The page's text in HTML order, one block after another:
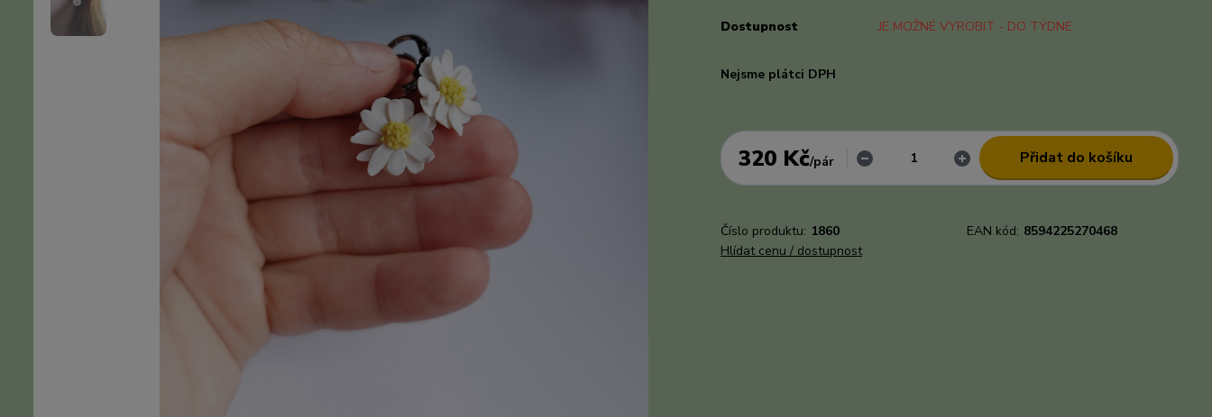
Dostupnost JE MOŽNÉ VYROBIT - DO TÝDNE
Nejsme plátci DPH
320 Kč/pár Přidat do košíku
Číslo produktu: 1860 EAN kód: 8594225270468
Hlídat cenu / dostupnost